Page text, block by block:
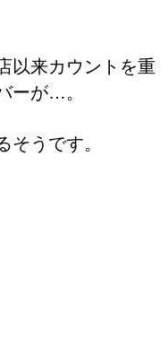
以来カウントを重
ーが…。
そうです。